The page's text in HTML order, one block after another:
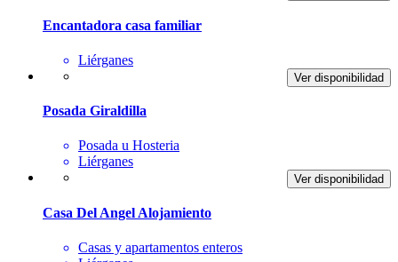
Encantadora casa familiar
Liérganes
Ver disponibilidad
Posada Giraldilla
Posada u Hosteria
Liérganes
Ver disponibilidad
Casa Del Angel Alojamiento
Casas y apartamentos enteros